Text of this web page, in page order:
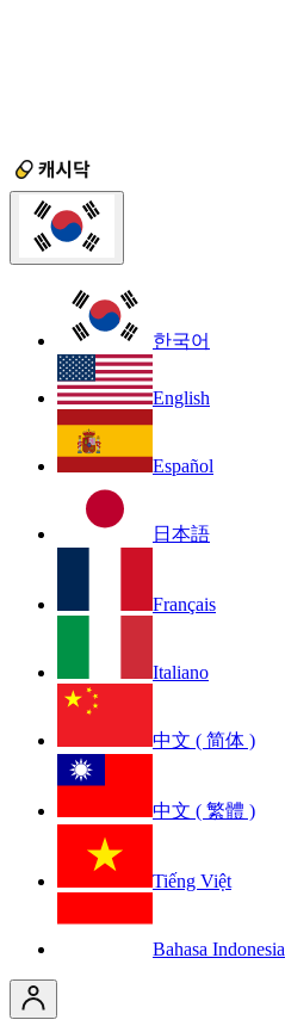
한국어
English
Español
日本語
Français
Italiano
中文 ( 简体 )
中文 ( 繁體 )
Tiếng Việt
Bahasa Indonesia